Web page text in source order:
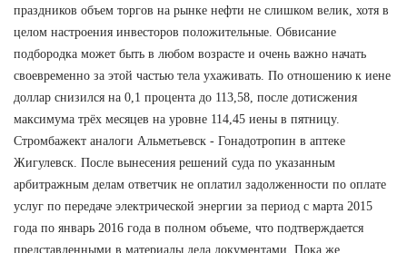
праздников объем торгов на рынке нефти не слишком велик, хотя в
целом настроения инвесторов положительные. Обвисание
подбородка может быть в любом возрасте и очень важно начать
своевременно за этой частью тела ухаживать. По отношению к иене
доллар снизился на 0,1 процента до 113,58, после дотисжения
максимума трёх месяцев на уровне 114,45 иены в пятницу.
Стромбажект аналоги Альметьевск - Гонадотропин в аптеке
Жигулевск. После вынесения решений суда по указанным
арбитражным делам ответчик не оплатил задолженности по оплате
услуг по передаче электрической энергии за период с марта 2015
года по январь 2016 года в полном объеме, что подтверждается
представленными в материалы дела документами. Пока же